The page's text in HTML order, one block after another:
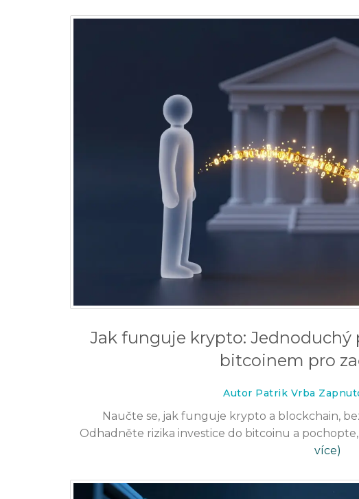
Jak funguje krypto: Jednoduchý
bitcoinem pro
Autor Patrik Vrba
Naučte se, jak funguje krypto a blockchain,
Odhadněte rizika investice do bitcoinu a
více)